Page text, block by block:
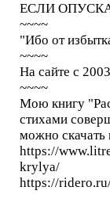
ЕСЛИ
~~~~
"Ибо от
~~~~
На сайте с
~~~~
Мою книгу
стихами
можно скачать
https://
krylya/
https://